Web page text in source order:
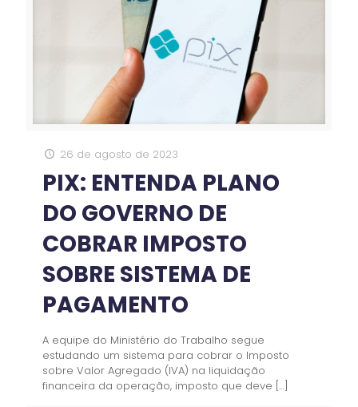
26 de agosto de 2023
PIX: ENTENDA PLANO
DO GOVERNO DE
COBRAR IMPOSTO
SOBRE SISTEMA DE
PAGAMENTO
A equipe do Ministério do Trabalho segue
estudando um sistema para cobrar o Imposto
sobre Valor Agregado (IVA) na liquidação
financeira da operação, imposto que deve […]